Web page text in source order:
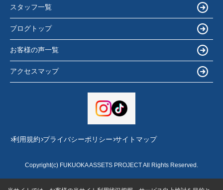
スタッフ一覧
ブログトップ
お客様の声一覧
アクセスマップ
利用規約 プライバシーポリシー サイトマップ
Copyright(c) FUKUOKA ASSETS PROJECT All Rights Reserved.